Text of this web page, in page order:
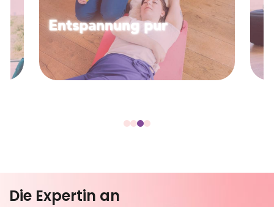
Entspannung pur
Die Expertin an